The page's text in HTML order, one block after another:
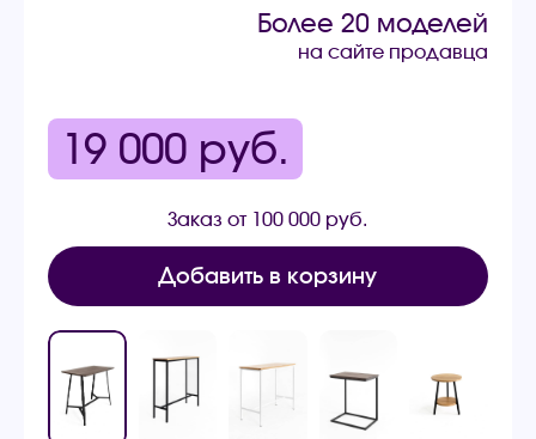
Более 20 моделей
на сайте продавца
19 000 руб.
Заказ от 100 000 руб.
Добавить в корзину